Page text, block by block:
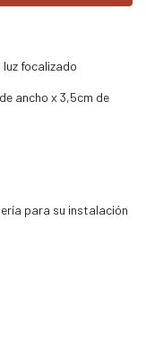
focalizado
ancho x 3,5cm de
para su instalación